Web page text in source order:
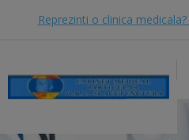
Reprezinti o clinica